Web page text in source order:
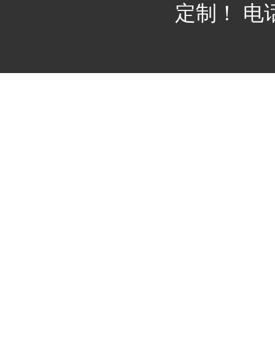
定制！ 电